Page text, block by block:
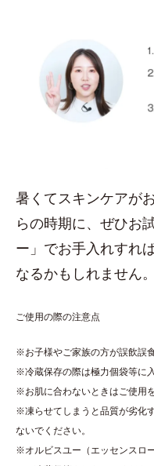
暑くてスキンケアが
らの時期に、ぜひお
ー」でお手入れすれ
なるかもしれません。
ご使用の際の注意点
※お子様やご家族の方が誤飲誤
※冷蔵保存の際は極力個袋等に
※お肌に合わないときはご使用
※凍らせてしまうと品質が劣化
ないでください。
※オルビスユー（エッセンスロ